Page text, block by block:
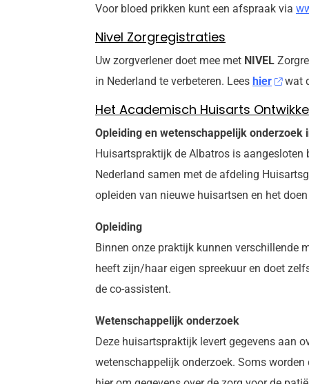
Voor bloed prikken kunt een afspraak via
Nivel Zorgregistraties
Uw zorgverlener doet mee met NIVEL
in Nederland te verbeteren. Lees hier wat
Het Academisch Huisarts
Opleiding en wetenschappelijk onderzoek
Huisartspraktijk de Albatros is aangesloten
Nederland samen met de afdeling
opleiden van nieuwe huisartsen en het
Opleiding
Binnen onze praktijk kunnen verschillende
heeft zijn/haar eigen spreekuur en doet
de co-assistent.
Wetenschappelijk onderzoek
Deze huisartspraktijk levert gegevens aan
wetenschappelijk onderzoek. Soms